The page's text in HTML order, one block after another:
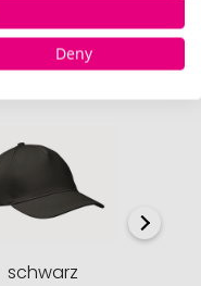
schwarz
Deny